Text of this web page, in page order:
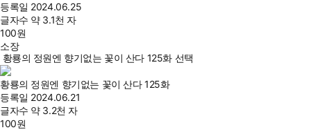
등록일 2024.06.25
글자수 약 3.1천 자
100원
소장
황룡의 정원엔 향기없는 꽃이 산다 125화 선택
황룡의 정원엔 향기없는 꽃이 산다 125화
등록일 2024.06.21
글자수 약 3.2천 자
100원